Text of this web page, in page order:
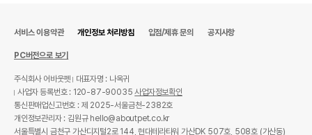
서비스 이용약관 개인정보 처리방침 입점/제휴 문의 공지사항
PC버전으로 보기
주식회사 어바웃펫
대표자명 : 나옥귀
사업자 등록번호 : 120-87-90035사업자정보확인
통신판매업신고번호 : 제 2025-서울금천-2382호
개인정보관리자 : 김원규 hello@aboutpet.co.kr
서울특별시 금천구 가산디지털2로 144, 현대테라타워 가산DK 507호, 508호 (가산동)